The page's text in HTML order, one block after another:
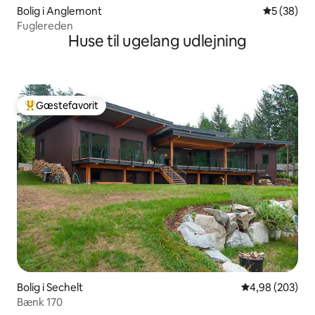
Bolig i Anglemont 5 ud af 5 i
5 (38)
Fuglereden
Huse til ugelang udlejning
Bedste gæstefavorit
Gæstefavorit
Bolig i Sechelt 4,98 ud af 5 i
4,98 (203)
Bænk 170